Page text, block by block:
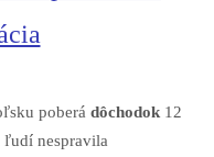
poberádôchodok 12
ľudí nespravila